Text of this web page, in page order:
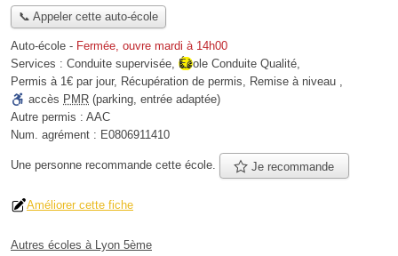
📞 Appeler cette auto-école
Auto-école - Fermée, ouvre mardi à 14h00
Services : Conduite supervisée, École Conduite Qualité,
Permis à 1€ par jour, Récupération de permis, Remise à niveau ,
accès PMR (parking, entrée adaptée)
Autre permis : AAC
Num. agrément : E0806911410
Une personne recommande cette école. Je recommande
Améliorer cette fiche
Autres écoles à Lyon 5ème